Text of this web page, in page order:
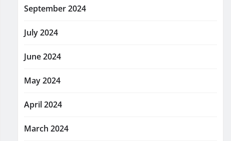
September 2024
July 2024
June 2024
May 2024
April 2024
March 2024